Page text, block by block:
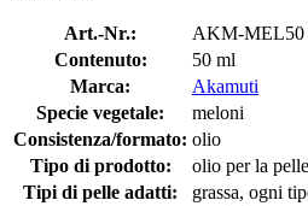
Art.-Nr.:
AKM-MEL50
Contenuto:
50 ml
Marca:
Akamuti
Specie vegetale:
meloni
Consistenza/formato: olio
Tipo di prodotto:
olio per la pelle
Tipi di pelle adatti:
grassa, ogni